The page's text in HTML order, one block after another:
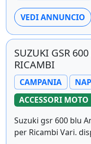
VEDI ANNUNCIO
SUZUKI GSR
RICAMBI
CAMPANIA
ACCESSORI MOTO
Suzuki gsr 600 blu
per Ricambi Vari.